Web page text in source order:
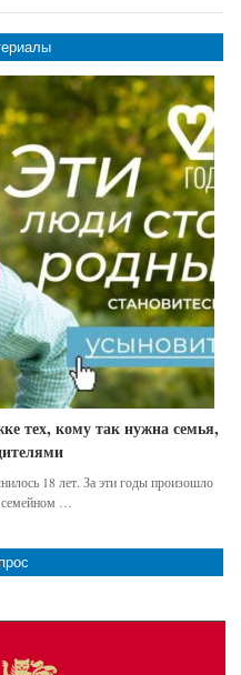
тех, кому так нужна семья,
18 лет. За эти годы произошло
…